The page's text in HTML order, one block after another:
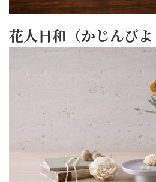
花人日和（かじんびよ